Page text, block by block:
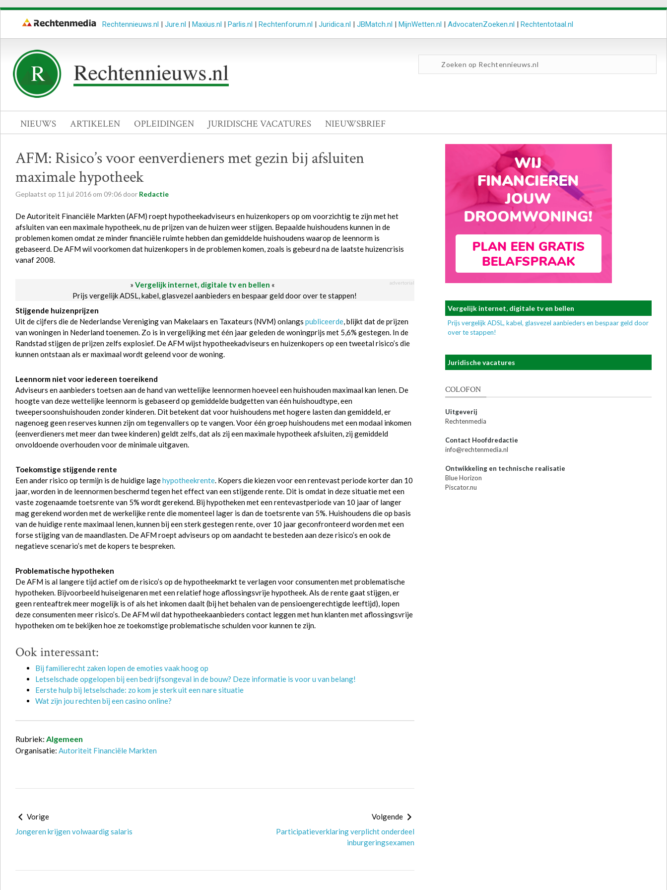
Rechtennieuws.nl | Jure.nl | Maxius.nl | Parlis.nl | Rechtenforum.nl | Juridica.nl | JBMatch.nl | MijnWetten.nl | AdvocatenZoeken.nl | Rechtentotaal.nl
NIEUWS ARTIKELEN OPLEIDINGEN JURIDISCHE VACATURES NIEUWSBRIEF
AFM: Risico’s voor eenverdieners met gezin bij afsluiten
maximale hypotheek
Geplaatst op 11 jul 2016 om 09:06 door Redactie
De Autoriteit Financiële Markten (AFM) roept hypotheekadviseurs en huizenkopers op om voorzichtig te zijn met het
afsluiten van een maximale hypotheek, nu de prijzen van de huizen weer stijgen. Bepaalde huishoudens kunnen in de
problemen komen omdat ze minder financiële ruimte hebben dan gemiddelde huishoudens waarop de leennorm is
gebaseerd. De AFM wil voorkomen dat huizenkopers in de problemen komen, zoals is gebeurd na de laatste huizencrisis
vanaf 2008.
» Vergelijk internet, digitale tv en bellen « advertorial
Prijs vergelijk ADSL, kabel, glasvezel aanbieders en bespaar geld door over te stappen!
Stijgende huizenprijzen
Uit de cijfers die de Nederlandse Vereniging van Makelaars en Taxateurs (NVM) onlangs publiceerde, blijkt dat de prijzen
van woningen in Nederland toenemen. Zo is in vergelijking met één jaar geleden de woningprijs met 5,6% gestegen. In de
Randstad stijgen de prijzen zelfs explosief. De AFM wijst hypotheekadviseurs en huizenkopers op een tweetal risico’s die
kunnen ontstaan als er maximaal wordt geleend voor de woning.
Leennorm niet voor iedereen toereikend
Adviseurs en aanbieders toetsen aan de hand van wettelijke leennormen hoeveel een huishouden maximaal kan lenen. De
hoogte van deze wettelijke leennorm is gebaseerd op gemiddelde budgetten van één huishoudtype, een
tweepersoonshuishouden zonder kinderen. Dit betekent dat voor huishoudens met hogere lasten dan gemiddeld, er
nagenoeg geen reserves kunnen zijn om tegenvallers op te vangen. Voor één groep huishoudens met een modaal inkomen
(eenverdieners met meer dan twee kinderen) geldt zelfs, dat als zij een maximale hypotheek afsluiten, zij gemiddeld
onvoldoende overhouden voor de minimale uitgaven.
Toekomstige stijgende rente
Een ander risico op termijn is de huidige lagehypotheekrente. Kopers die kiezen voor een rentevast periode korter dan 10
jaar, worden in de leennormen beschermd tegen het effect van een stijgende rente. Dit is omdat in deze situatie met een
vaste zogenaamde toetsrente van 5% wordt gerekend. Bij hypotheken met een rentevastperiode van 10 jaar of langer
mag gerekend worden met de werkelijke rente die momenteel lager is dan de toetsrente van 5%. Huishoudens die op basis
van de huidige rente maximaal lenen, kunnen bij een sterk gestegen rente, over 10 jaar geconfronteerd worden met een
forse stijging van de maandlasten. De AFM roept adviseurs op om aandacht te besteden aan deze risico’s en ook de
negatieve scenario’s met de kopers te bespreken.
Problematische hypotheken
De AFM is al langere tijd actief om de risico’s op de hypotheekmarkt te verlagen voor consumenten met problematische
hypotheken. Bijvoorbeeld huiseigenaren met een relatief hoge aflossingsvrije hypotheek. Als de rente gaat stijgen, er
geen renteaftrek meer mogelijk is of als het inkomen daalt (bij het behalen van de pensioengerechtigde leeftijd), lopen
deze consumenten meer risico’s. De AFM wil dat hypotheekaanbieders contact leggen met hun klanten met aflossingsvrije
hypotheken om te bekijken hoe ze toekomstige problematische schulden voor kunnen te zijn.
Ook interessant:
Bij familierecht zaken lopen de emoties vaak hoog op
Letselschade opgelopen bij een bedrijfsongeval in de bouw? Deze informatie is voor u van belang!
Eerste hulp bij letselschade: zo kom je sterk uit een nare situatie
Wat zijn jou rechten bij een casino online?
Rubriek: Algemeen
Organisatie: Autoriteit Financiële Markten
Vorige
Jongeren krijgen volwaardig salaris
Volgende
Participatieverklaring verplicht onderdeel
inburgeringsexamen
Vergelijk internet, digitale tv en bellen
Prijs vergelijk ADSL, kabel, glasvezel aanbieders en bespaar geld door
over te stappen!
Juridische vacatures
COLOFON
Uitgeverij
Rechtenmedia
Contact Hoofdredactie
info@rechtenmedia.nl
Ontwikkeling en technische realisatie
Blue Horizon
Piscator.nu